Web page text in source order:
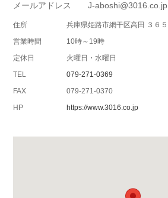
メールアドレス J-aboshi@3016.co.jp
住所
兵庫県姫路市網干区高田 ３６５
営業時間
10時～19時
定休日
火曜日・水曜日
TEL
079-271-0369
FAX
079-271-0370
HP
https://www.3016.co.jp